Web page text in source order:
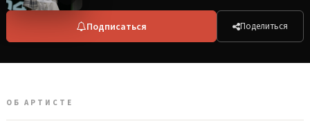
Подписаться Поделиться
ОБ АРТИСТЕ